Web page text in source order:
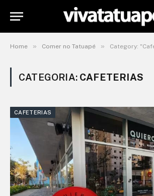
Home » Comer no Tatuapé » Category:
CATEGORIA: CAFETERIAS
CAFETERIAS